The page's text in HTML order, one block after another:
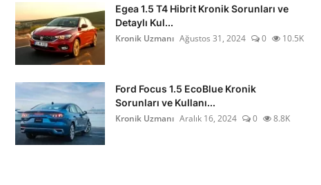
Egea 1.5 T4 Hibrit Kronik Sorunları ve
Detaylı Kul...
Kronik Uzmanı Ağustos 31, 2024 0 10.5K
Ford Focus 1.5 EcoBlue Kronik
Sorunları ve Kullanı...
Kronik Uzmanı Aralık 16, 2024 0 8.8K